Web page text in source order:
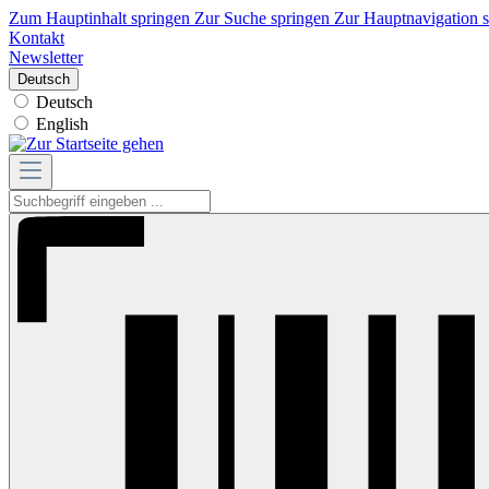
Zum Hauptinhalt springen Zur Suche springen Zur Hauptnavigation
Kontakt
Newsletter
Deutsch
Deutsch
English